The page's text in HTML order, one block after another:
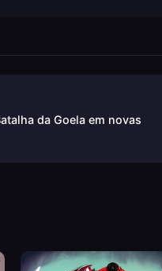
da Goela em novas